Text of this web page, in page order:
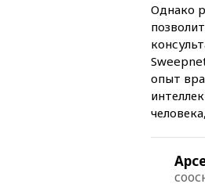
Однако
опыт